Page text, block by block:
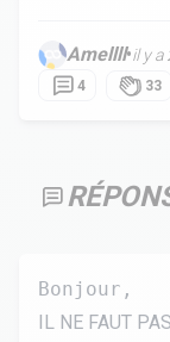
Amellll•il y a
4 33
Bonjour,
IL NE FAUT